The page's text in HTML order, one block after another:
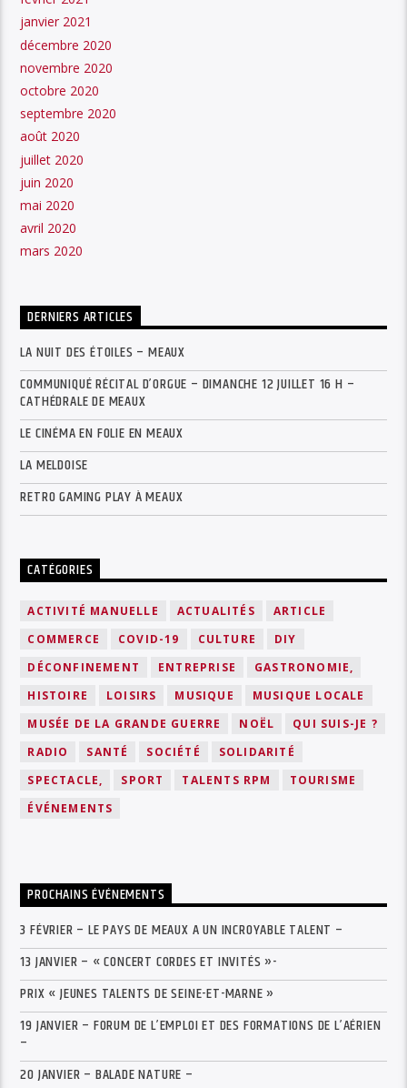
janvier 2021
décembre 2020
novembre 2020
octobre 2020
septembre 2020
août 2020
juillet 2020
juin 2020
mai 2020
avril 2020
mars 2020
DERNIERS ARTICLES
LA NUIT DES ÉTOILES – MEAUX
COMMUNIQUÉ RÉCITAL D’ORGUE – DIMANCHE 12 JUILLET 16 H –
CATHÉDRALE DE MEAUX
LE CINÉMA EN FOLIE EN MEAUX
LA MELDOISE
RETRO GAMING PLAY À MEAUX
CATÉGORIES
ACTIVITÉ MANUELLE ACTUALITÉS
ARTICLE
COMMERCE
COVID-19 CULTURE
DIY
DÉCONFINEMENT
ENTREPRISE
GASTRONOMIE,
HISTOIRE
LOISIRS MUSIQUE
MUSIQUE LOCALE
MUSÉE DE LA GRANDE GUERRE
NOËL
QUI SUIS-JE ?
RADIO
SANTÉ SOCIÉTÉ
SOLIDARITÉ
SPECTACLE,
SPORT TALENTS RPM
TOURISME
ÉVÉNEMENTS
PROCHAINS ÉVÉNEMENTS
3 FÉVRIER – LE PAYS DE MEAUX A UN INCROYABLE TALENT –
13 JANVIER – « CONCERT CORDES ET INVITÉS »-
PRIX « JEUNES TALENTS DE SEINE-ET-MARNE »
19 JANVIER – FORUM DE L’EMPLOI ET DES FORMATIONS DE L’AÉRIEN
–
20 JANVIER – BALADE NATURE –